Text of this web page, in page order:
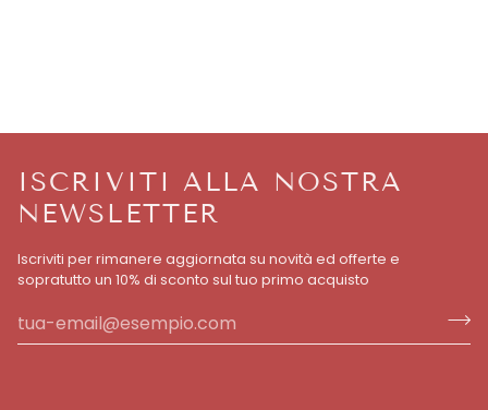
ISCRIVITI ALLA NOSTRA
NEWSLETTER
Iscriviti per rimanere aggiornata su novità ed offerte e
sopratutto un 10% di sconto sul tuo primo acquisto